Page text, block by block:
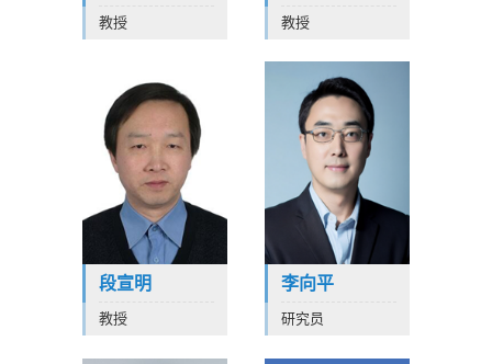
教授 教授
段宣明
教授
李向平
研究员